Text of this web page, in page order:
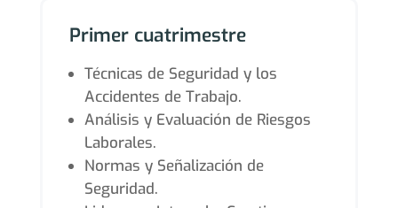
Primer cuatrimestre
Técnicas de Seguridad y los
Accidentes de Trabajo.
Análisis y Evaluación de Riesgos
Laborales.
Normas y Señalización de
Seguridad.